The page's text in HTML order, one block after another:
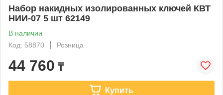
Набор накидных изолированных ключей КВТ
НИИ-07 5 шт 62149
В наличии
Код: 58870
Розница
44 760 ₸
Купить